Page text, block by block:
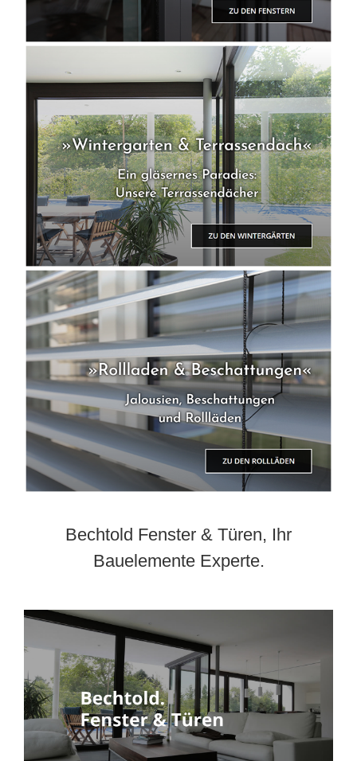
Bechtold Fenster & Türen, Ihr
Bauelemente Experte.